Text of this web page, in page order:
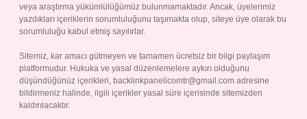
veya araştırma yükümlülüğümüz bulunmamaktadır. Ancak, üyelerimiz
yazdıkları içeriklerin sorumluluğunu taşımakta olup, siteye üye olarak bu
sorumluluğu kabul etmiş sayılırlar.
Sitemiz, kar amacı gütmeyen ve tamamen ücretsiz bir bilgi paylaşım
platformudur. Hukuka ve yasal düzenlemelere aykırı olduğunu
düşündüğünüz içerikleri, backlinkpanelicomtr@gmail.com adresine
bildirmeniz halinde, ilgili içerikler yasal süre içerisinde sitemizden
kaldırılacaktır.